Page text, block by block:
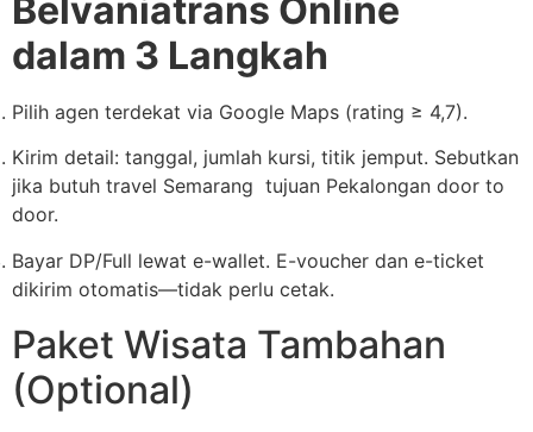
Belvaniatrans Online
dalam 3 Langkah
Pilih agen terdekat via Google Maps (rating ≥ 4,7).
Kirim detail: tanggal, jumlah kursi, titik jemput. Sebutkan
jika butuh travel Semarang tujuan Pekalongan door to
door.
Bayar DP/Full lewat e-wallet. E-voucher dan e-ticket
dikirim otomatis—tidak perlu cetak.
Paket Wisata Tambahan
(Optional)